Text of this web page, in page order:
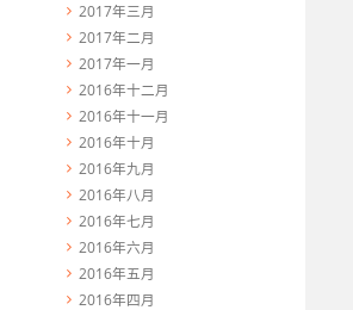
2017年三月
2017年二月
2017年一月
2016年十二月
2016年十一月
2016年十月
2016年九月
2016年八月
2016年七月
2016年六月
2016年五月
2016年四月